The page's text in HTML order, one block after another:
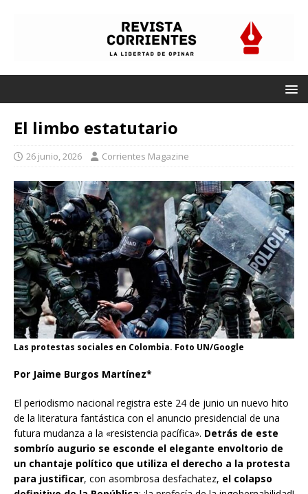
El limbo estatutario
26 junio, 2026 Corrientes Magazine
Las protestas sociales en Colombia. Foto UN/Google
Por Jaime Burgos Martínez*
El periodismo nacional registra este 24 de junio un nuevo hito
de la literatura fantástica con el anuncio presidencial de una
futura mudanza a la «resistencia pacífica». Detrás de este
sombrío augurio se esconde el elegante envoltorio de
un chantaje político que utiliza el derecho a la protesta
para justificar, con asombrosa desfachatez, el colapso